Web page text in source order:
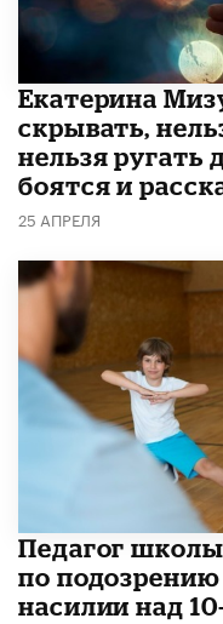
Екатерина
скрывать,
нельзя ругать
боятся и
25 АПРЕЛЯ
Педагог
по
насилии над